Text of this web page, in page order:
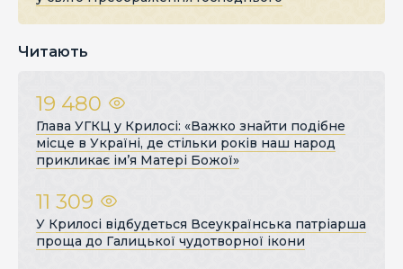
Читають
19 480
Глава УГКЦ у Крилосі: «Важко знайти подібне
місце в Україні, де стільки років наш народ
прикликає ім’я Матері Божої»
11 309
У Крилосі відбудеться Всеукраїнська патріарша
проща до Галицької чудотворної ікони